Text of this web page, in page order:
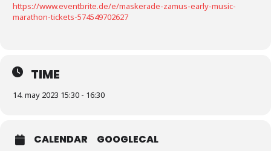
https://www.eventbrite.de/e/maskerade-zamus-early-music-
marathon-tickets-574549702627
TIME
14. may 2023 15:30 - 16:30
CALENDAR GOOGLECAL